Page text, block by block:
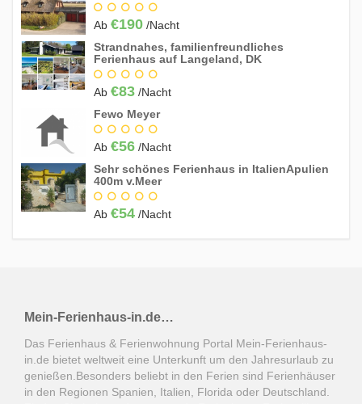
Ab €190 /Nacht
Strandnahes, familienfreundliches
Ferienhaus auf Langeland, DK
Ab €83 /Nacht
Fewo Meyer
Ab €56 /Nacht
Sehr schönes Ferienhaus in ItalienApulien
400m v.Meer
Ab €54 /Nacht
Mein-Ferienhaus-in.de…
Das Ferienhaus & Ferienwohnung Portal Mein-Ferienhaus-
in.de bietet weltweit eine Unterkunft um den Jahresurlaub zu
genießen.Besonders beliebt in den Ferien sind Ferienhäuser
in den Regionen Spanien, Italien, Florida oder Deutschland.